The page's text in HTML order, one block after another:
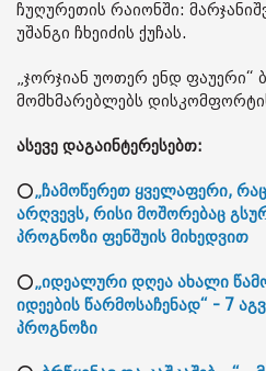
ჩუღურეთის რაიონში:
უშანგი ჩხეიძის ქუჩას.
„ჯორჯიან უოთერ ენდ ფაუერი“
მომხმარებლებს
ასევე დაგაინტერესებთ:
⭕„ჩამოწერეთ ყველაფერი,
არღვევს, რისი მოშორებაც
პროგნოზი ფენშუის მიხედვით
⭕„იდეალური დღეა ახალი
იდეების წარმოსაჩენად“ - 7
პროგნოზი